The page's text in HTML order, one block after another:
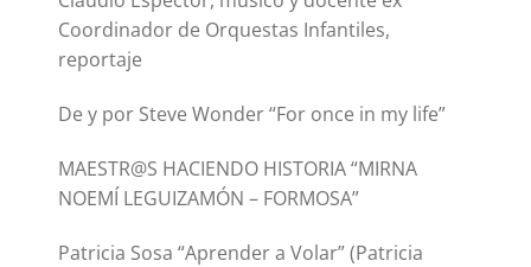
Coordinador de Orquestas Infantiles,
reportaje
De y por Steve Wonder “For once in my life”
MAESTR@S HACIENDO HISTORIA “MIRNA
NOEMÍ LEGUIZAMÓN – FORMOSA”
Patricia Sosa “Aprender a Volar” (Patricia